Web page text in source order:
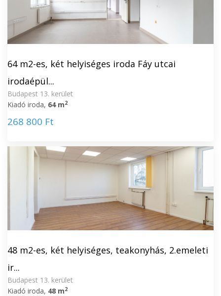
64 m2-es, két helyiséges iroda Fáy utcai
irodaépül...
Budapest 13. kerület
Kiadó iroda, 64 m2
268 800 Ft
48 m2-es, két helyiséges, teakonyhás, 2.emeleti
ir...
Budapest 13. kerület
Kiadó iroda, 48 m2